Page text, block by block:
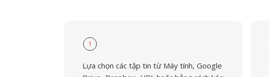
1
Lựa chọn các tập tin từ Máy tính, Google